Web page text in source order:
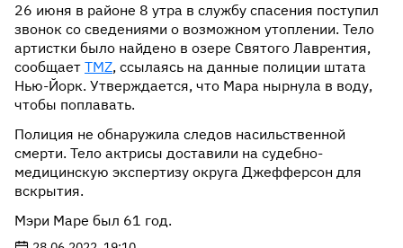
26 июня в районе 8 утра в службу спасения поступил
звонок со сведениями о возможном утоплении. Тело
артистки было найдено в озере Святого Лаврентия,
сообщает TMZ, ссылаясь на данные полиции штата
Нью-Йорк. Утверждается, что Мара нырнула в воду,
чтобы поплавать.
Полиция не обнаружила следов насильственной
смерти. Тело актрисы доставили на судебно-
медицинскую экспертизу округа Джефферсон для
вскрытия.
Мэри Маре был 61 год.